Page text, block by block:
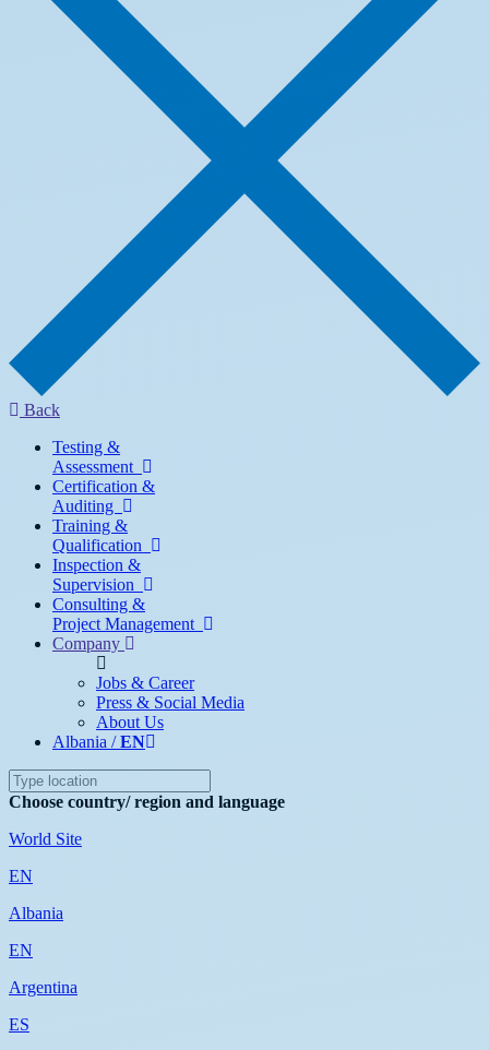
Back
Testing &
Assessment
Certification &
Auditing
Training &
Qualification
Inspection &
Supervision
Consulting &
Project Management
Company
Jobs & Career
Press & Social Media
About Us
Albania /EN
Choose country/ region and language
World Site
EN
Albania
EN
Argentina
ES